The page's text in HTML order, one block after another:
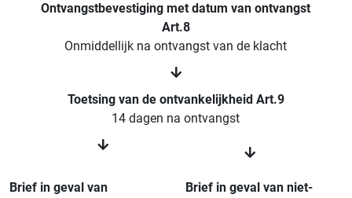
Ontvangstbevestiging met datum van ontvangst
Art.8
Onmiddellijk na ontvangst van de klacht
Toetsing van de ontvankelijkheid Art.9
14 dagen na ontvangst
Brief in geval van
Brief in geval van niet-